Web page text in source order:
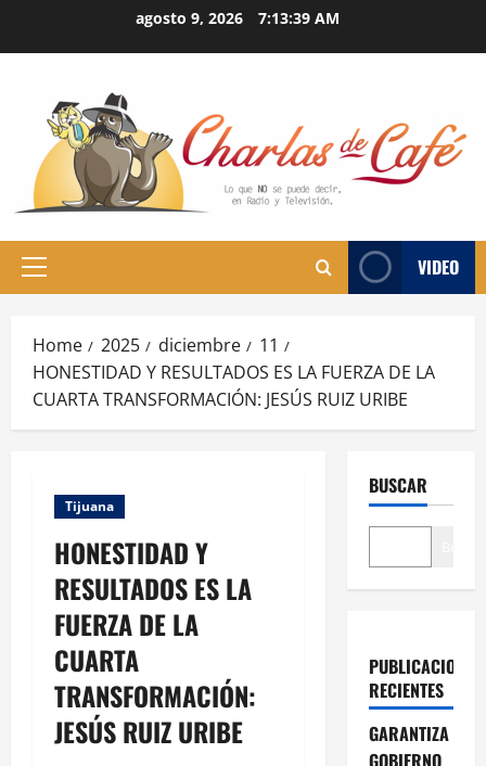
agosto 9, 2026 7:13:40 AM
Primary
VIDEO
Home 2025 diciembre
11
HONESTIDAD Y RESULTADOS ES LA FUERZA DE LA
CUARTA TRANSFORMACIÓN: JESÚS RUIZ URIBE
Tijuana
HONESTIDAD Y
RESULTADOS ES LA
FUERZA DE LA
CUARTA
TRANSFORMACIÓN:
JESÚS RUIZ URIBE
BUSCAR
PUBLICACIONES
RECIENTES
GARANTIZA
GOBIERNO